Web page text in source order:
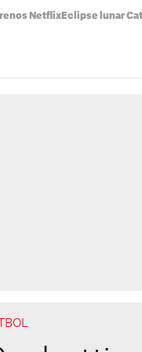
Netflix Eclipse lunar